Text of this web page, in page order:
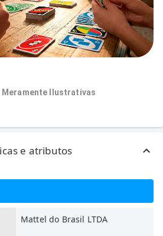
Meramente Ilustrativas
e atributos
Mattel do Brasil LTDA